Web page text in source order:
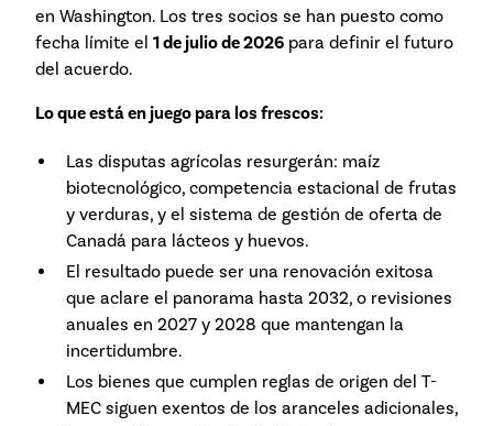
en Washington. Los tres socios se han puesto como
fecha límite el 1 de julio de 2026 para definir el futuro
del acuerdo.
Lo que está en juego para los frescos:
Las disputas agrícolas resurgerán: maíz
biotecnológico, competencia estacional de frutas
y verduras, y el sistema de gestión de oferta de
Canadá para lácteos y huevos.
El resultado puede ser una renovación exitosa
que aclare el panorama hasta 2032, o revisiones
anuales en 2027 y 2028 que mantengan la
incertidumbre.
Los bienes que cumplen reglas de origen del T-
MEC siguen exentos de los aranceles adicionales,